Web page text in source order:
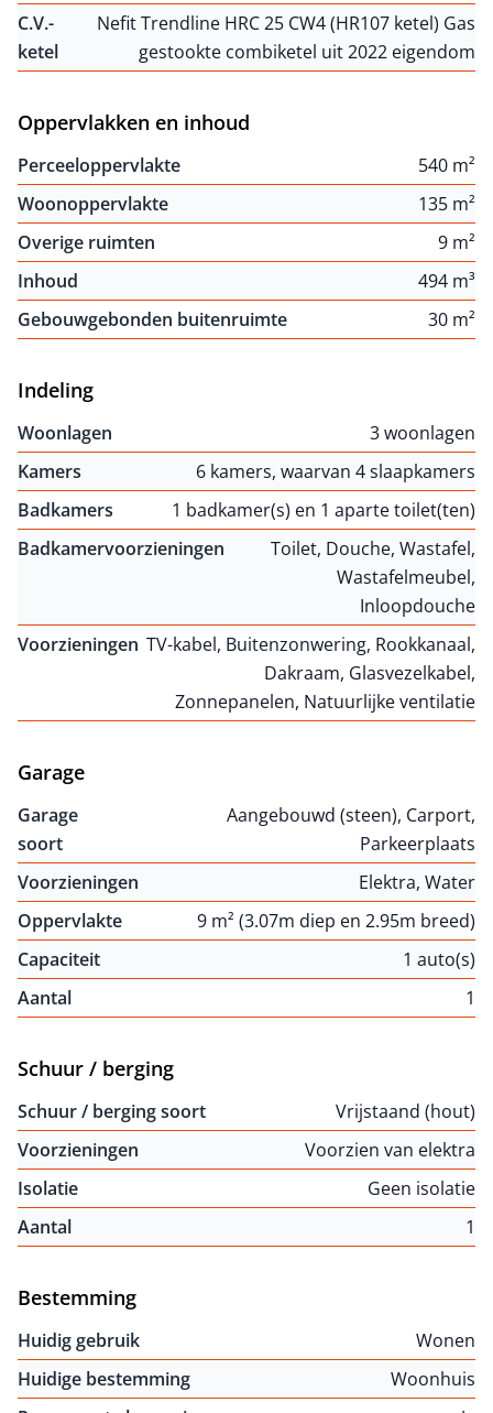
C.V.-
ketel
Nefit Trendline HRC 25 CW4 (HR107 ketel) Gas
gestookte combiketel uit 2022 eigendom
Oppervlakken en inhoud
Perceeloppervlakte
540 m²
Woonoppervlakte
135 m²
Overige ruimten
9 m²
Inhoud
494 m³
Gebouwgebonden buitenruimte
30 m²
Indeling
Woonlagen
3 woonlagen
Kamers
6 kamers, waarvan 4 slaapkamers
Badkamers
1 badkamer(s) en 1 aparte toilet(ten)
Badkamervoorzieningen
Toilet, Douche, Wastafel,
Wastafelmeubel,
Inloopdouche
Voorzieningen TV-kabel, Buitenzonwering, Rookkanaal,
Dakraam, Glasvezelkabel,
Zonnepanelen, Natuurlijke ventilatie
Garage
Garage
soort
Aangebouwd (steen), Carport,
Parkeerplaats
Voorzieningen
Elektra, Water
Oppervlakte
9 m² (3.07m diep en 2.95m breed)
Capaciteit
1 auto(s)
Aantal
1
Schuur / berging
Schuur / berging soort
Vrijstaand (hout)
Voorzieningen
Voorzien van elektra
Isolatie
Geen isolatie
Aantal
1
Bestemming
Huidig gebruik
Wonen
Huidige bestemming
Woonhuis